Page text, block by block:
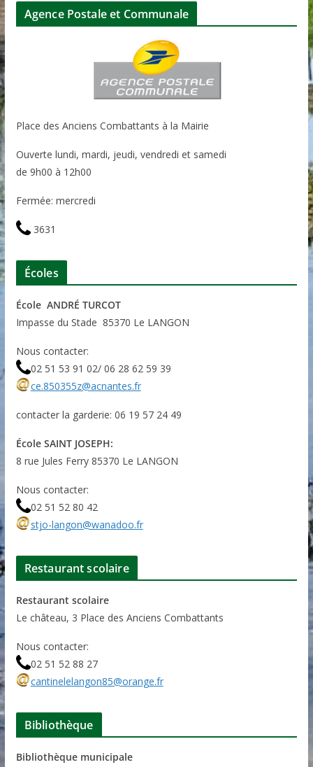
Agence Postale et Communale
Place des Anciens Combattants à la Mairie
Ouverte lundi, mardi, jeudi, vendredi et samedi
de 9h00 à 12h00
Fermée: mercredi
3631
Écoles
École ANDRÉ TURCOT
Impasse du Stade 85370 Le LANGON
Nous contacter:
02 51 53 91 02/ 06 28 62 59 39
ce.850355z@acnantes.fr
contacter la garderie: 06 19 57 24 49
École SAINT JOSEPH:
8 rue Jules Ferry 85370 Le LANGON
Nous contacter:
02 51 52 80 42
stjo-langon@wanadoo.fr
Restaurant scolaire
Restaurant scolaire
Le château, 3 Place des Anciens Combattants
Nous contacter:
02 51 52 88 27
cantinelelangon85@orange.fr
Bibliothèque
Bibliothèque municipale